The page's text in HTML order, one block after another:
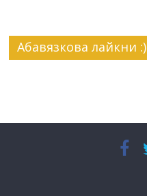
Абавязкова лайкни :)